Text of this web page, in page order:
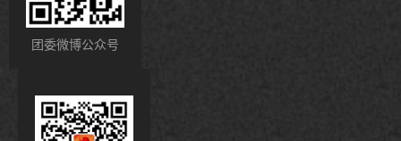
团委微博公众号